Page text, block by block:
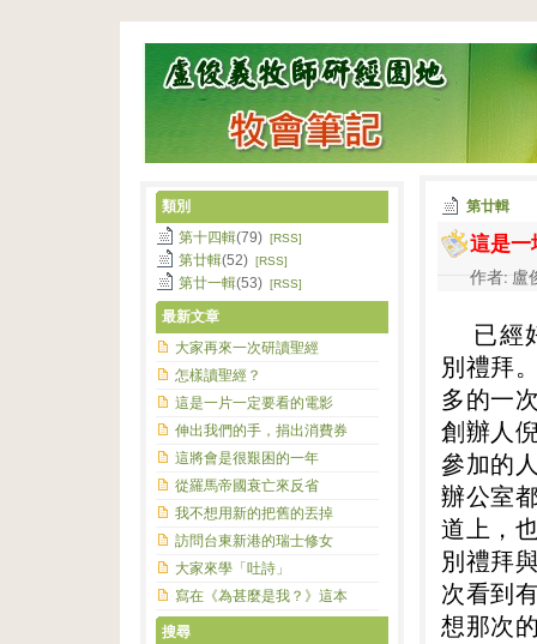
第廿輯
這是
作者: 盧
已經
別禮拜
多的一
創辦人
參加的
辦公室
道上，
別禮拜
次看到
想那次
類別
第十四輯(79) [RSS]
第廿輯(52) [RSS]
第廿一輯(53) [RSS]
最新文章
大家再來一次研讀聖經
怎樣讀聖經？
這是一片一定要看的電影
伸出我們的手，捐出消費券
這將會是很艱困的一年
從羅馬帝國衰亡來反省
我不想用新的把舊的丟掉
訪問台東新港的瑞士修女
大家來學「吐詩」
寫在《為甚麼是我？》這本
搜尋